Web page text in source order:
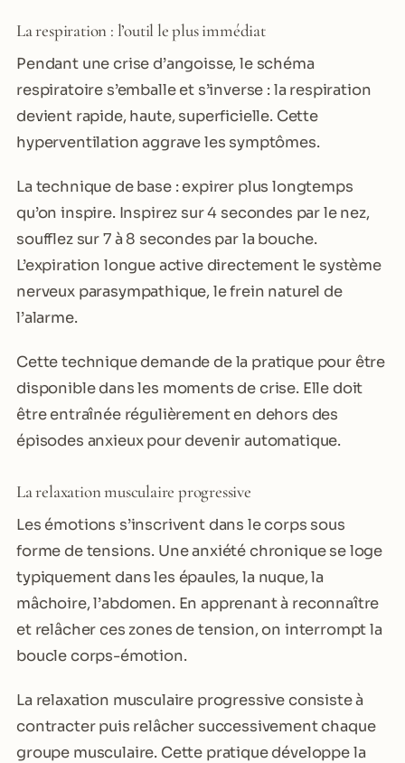
La respiration : l’outil le plus immédiat
Pendant une crise d’angoisse, le schéma
respiratoire s’emballe et s’inverse : la respiration
devient rapide, haute, superficielle. Cette
hyperventilation aggrave les symptômes.
La technique de base : expirer plus longtemps
qu’on inspire. Inspirez sur 4 secondes par le nez,
soufflez sur 7 à 8 secondes par la bouche.
L’expiration longue active directement le système
nerveux parasympathique, le frein naturel de
l’alarme.
Cette technique demande de la pratique pour être
disponible dans les moments de crise. Elle doit
être entraînée régulièrement en dehors des
épisodes anxieux pour devenir automatique.
La relaxation musculaire progressive
Les émotions s’inscrivent dans le corps sous
forme de tensions. Une anxiété chronique se loge
typiquement dans les épaules, la nuque, la
mâchoire, l’abdomen. En apprenant à reconnaître
et relâcher ces zones de tension, on interrompt la
boucle corps-émotion.
La relaxation musculaire progressive consiste à
contracter puis relâcher successivement chaque
groupe musculaire. Cette pratique développe la